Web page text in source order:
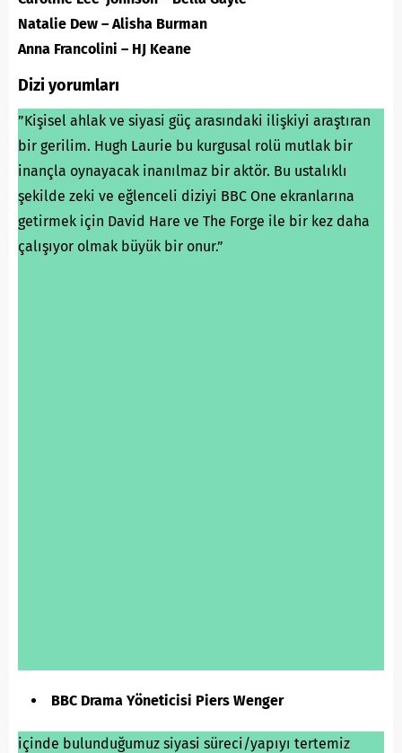
Natalie Dew – Alisha Burman
Anna Francolini – HJ Keane
Dizi yorumları
”Kişisel ahlak ve siyasi güç arasındaki ilişkiyi araştıran
bir gerilim. Hugh Laurie bu kurgusal rolü mutlak bir
inançla oynayacak inanılmaz bir aktör. Bu ustalıklı
şekilde zeki ve eğlenceli diziyi BBC One ekranlarına
getirmek için David Hare ve The Forge ile bir kez daha
çalışıyor olmak büyük bir onur.”
BBC Drama Yöneticisi Piers Wenger
içinde bulunduğumuz siyasi süreci/yapıyı tertemiz